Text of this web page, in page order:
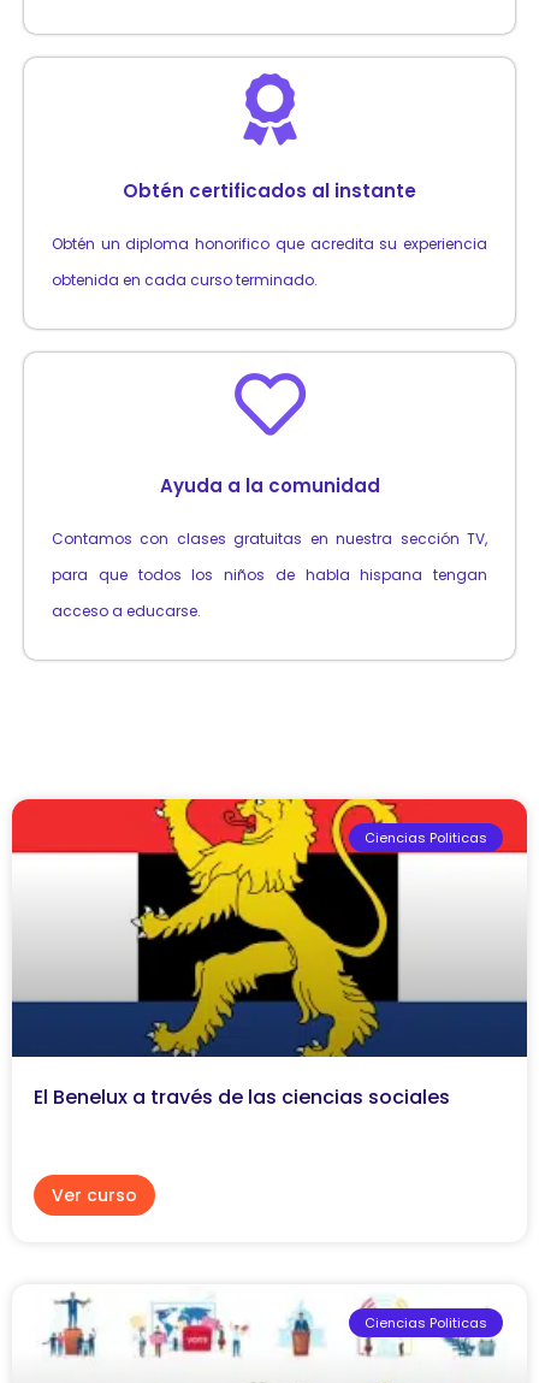
Obtén certificados al instante
Obtén un diploma honorifico que acredita su experiencia
obtenida en cada curso terminado.
Ayuda a la comunidad
Contamos con clases gratuitas en nuestra sección TV,
para que todos los niños de habla hispana tengan
acceso a educarse.
Ciencias Politicas
El Benelux a través de las ciencias sociales
Ver curso
Ciencias Politicas